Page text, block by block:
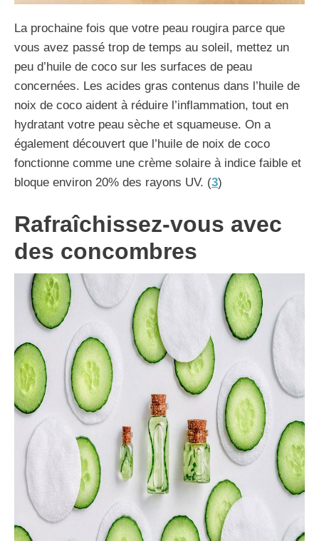
La prochaine fois que votre peau rougira parce que
vous avez passé trop de temps au soleil, mettez un
peu d’huile de coco sur les surfaces de peau
concernées. Les acides gras contenus dans l’huile de
noix de coco aident à réduire l’inflammation, tout en
hydratant votre peau sèche et squameuse. On a
également découvert que l’huile de noix de coco
fonctionne comme une crème solaire à indice faible et
bloque environ 20% des rayons UV. (3)
Rafraîchissez-vous avec
des concombres